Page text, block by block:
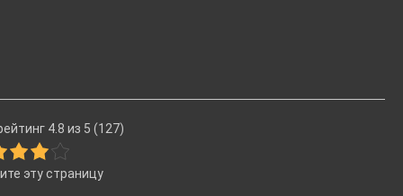
4.8 из 5 (127)
эту страницу